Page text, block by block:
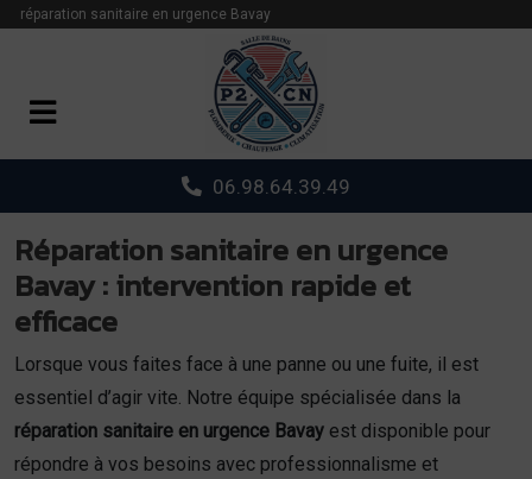
réparation sanitaire en urgence Bavay
06.98.64.39.49
Réparation sanitaire en urgence
Bavay : intervention rapide et
efficace
Lorsque vous faites face à une panne ou une fuite, il est
essentiel d’agir vite. Notre équipe spécialisée dans la
réparation sanitaire en urgence Bavay est disponible pour
répondre à vos besoins avec professionnalisme et
Panneau de gestion des cookies